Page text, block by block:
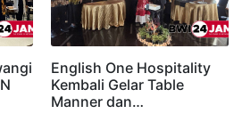
English One Hospitality
Kembali Gelar Table
Manner dan…